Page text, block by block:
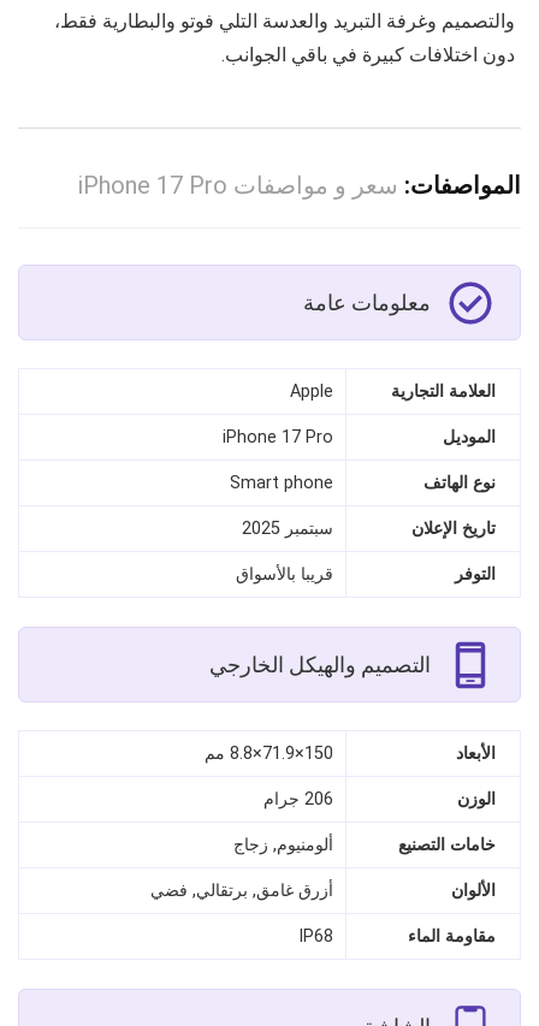
والتصميم وغرفة التبريد والعدسة التلي فوتو والبطارية فقط،
دون اختلافات كبيرة في باقي الجوانب.
المواصفات: سعر و مواصفات iPhone 17 Pro
معلومات عامة
العلامة التجارية Apple
الموديل iPhone 17 Pro
نوع الهاتف Smart phone
تاريخ الإعلان سبتمبر 2025
التوفر قريبا بالأسواق
التصميم والهيكل الخارجي
الأبعاد 150×71.9×8.8 مم
الوزن 206 جرام
خامات التصنيع ألومنيوم, زجاج
الألوان أزرق غامق, برتقالي, فضي
مقاومة الماء IP68